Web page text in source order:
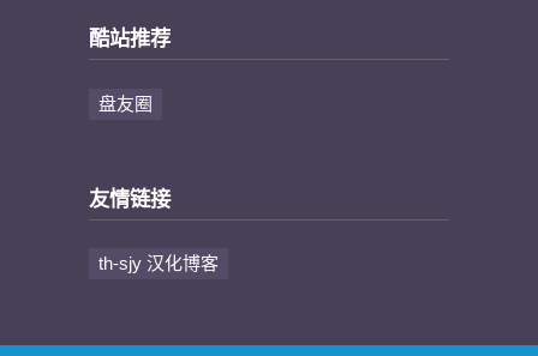
酷站推荐
盘友圈
友情链接
th-sjy 汉化博客